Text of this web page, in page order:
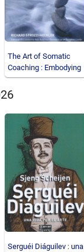
The Art of Somatic
Coaching : Embodying
Skillful Action, Wis
Serguéi Diáguilev : una